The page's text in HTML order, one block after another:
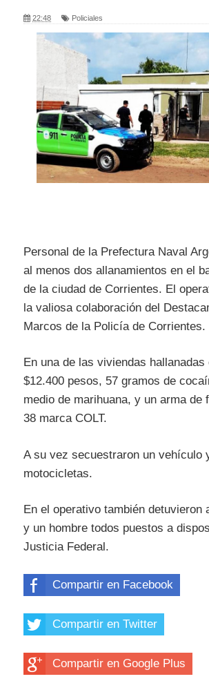
22:48 Policiales
Personal de la Prefectura Naval
al menos dos allanamientos en el
de la ciudad de Corrientes. El
la valiosa colaboración del
Marcos de la Policía de Corrientes.
En una de las viviendas hallanadas
$12.400 pesos, 57 gramos de
medio de marihuana, y un arma de
38 marca COLT.
A su vez secuestraron un vehículo
motocicletas.
En el operativo también detuvieron
y un hombre todos puestos a
Justicia Federal.
Compartir en Facebook
Compartir en Twitter
Compartir en Google Plus